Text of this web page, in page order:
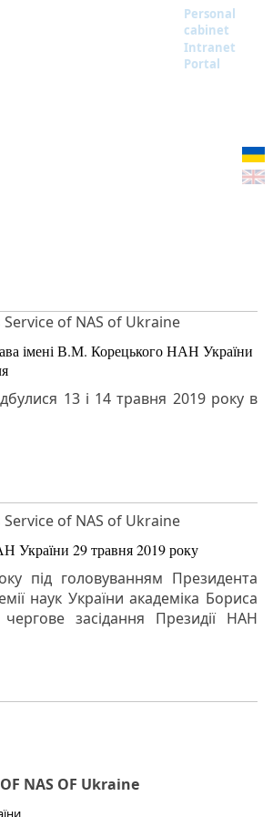
Personal
cabinet
Intranet
Portal
Service of NAS of Ukraine
імені В.М. Корецького НАН України
13 і 14 травня 2019 року в
Service of NAS of Ukraine
України 29 травня 2019 року
під головуванням Президента
наук України академіка Бориса
засідання Президії НАН
OF NAS OF Ukraine